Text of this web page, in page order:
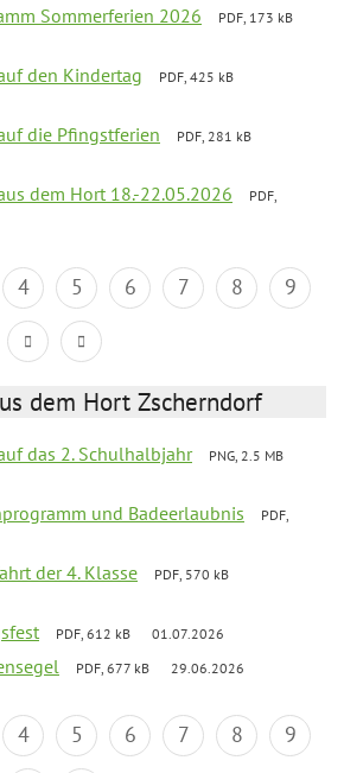
Sommerferien 2026
PDF, 173 kB
den Kindertag
PDF, 425 kB
die Pfingstferien
PDF, 281 kB
dem Hort 18.-22.05.2026
PDF,
4 5 6 7 8
9
dem Hort Zscherndorf
das 2. Schulhalbjahr
PNG, 2.5 MB
und Badeerlaubnis
PDF,
der 4. Klasse
PDF, 570 kB
PDF, 612 kB 01.07.2026
PDF, 677 kB 29.06.2026
4 5 6 7 8
9